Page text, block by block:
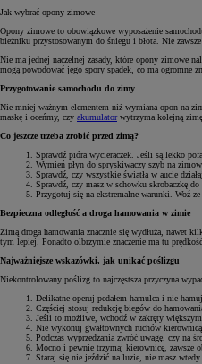
Jak wybrać opony zimowe
Opony zimowe to obowiązkowe wyposażenie
bieżniku przystosowanym do śniegu i błota. Nie
Nie ma jednej naczelnej zasady, które opony zimowe
mogą powodować jego spory spadek, co ma ogromne
Przygotowanie samochodu do zimy
Nie mniej ważnym elementem niż wymiana opon na
maskę i oceńmy, czy akumulatorwytrzyma kolejną
Co jeszcze trzeba zrobić przed zimą?
Sprawdź pióra wycieraczek. Jeśli są lekko
Wymień płyn do spryskiwaczy szyb na
Sprawdź, czy wszystkie światła w aucie
Sprawdź, czy masz w schowku skrobaczkę
Przygotuj się na ekstremalne warunki. Woź
Bezpieczna odległość a droga hamowania w zimie
Zimą droga hamowania znacznie się wydłuża, nawet
tym lepiej. Ponadto olbrzymie znaczenie ma tu
Najważniejsze wskazówki, jak unikać poślizgu
Niekontrolowany poślizg to najczęstsza przyczyna
Delikatne operuj pedałem hamulca i nie
Częściej stosuj redukcję biegów do
Jeśli to możliwe, wchodź w zakręty
Nie wykonuj gwałtownych ruchów kierownicą,
Podczas wyprzedzania zwróć uwagę, czy na
Mocno i pewnie trzymaj kierownicę, zawsze
Staraj się nie jeździć na luzie, nie masz